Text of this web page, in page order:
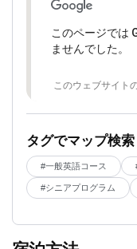
このページでは
ませんでした。
このウェブサイト
タグでマップ検索
#一般英語コース
#シニアプログラム